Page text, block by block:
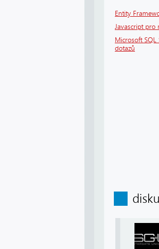
Entity
Javascript pro
Microsoft
dotazů